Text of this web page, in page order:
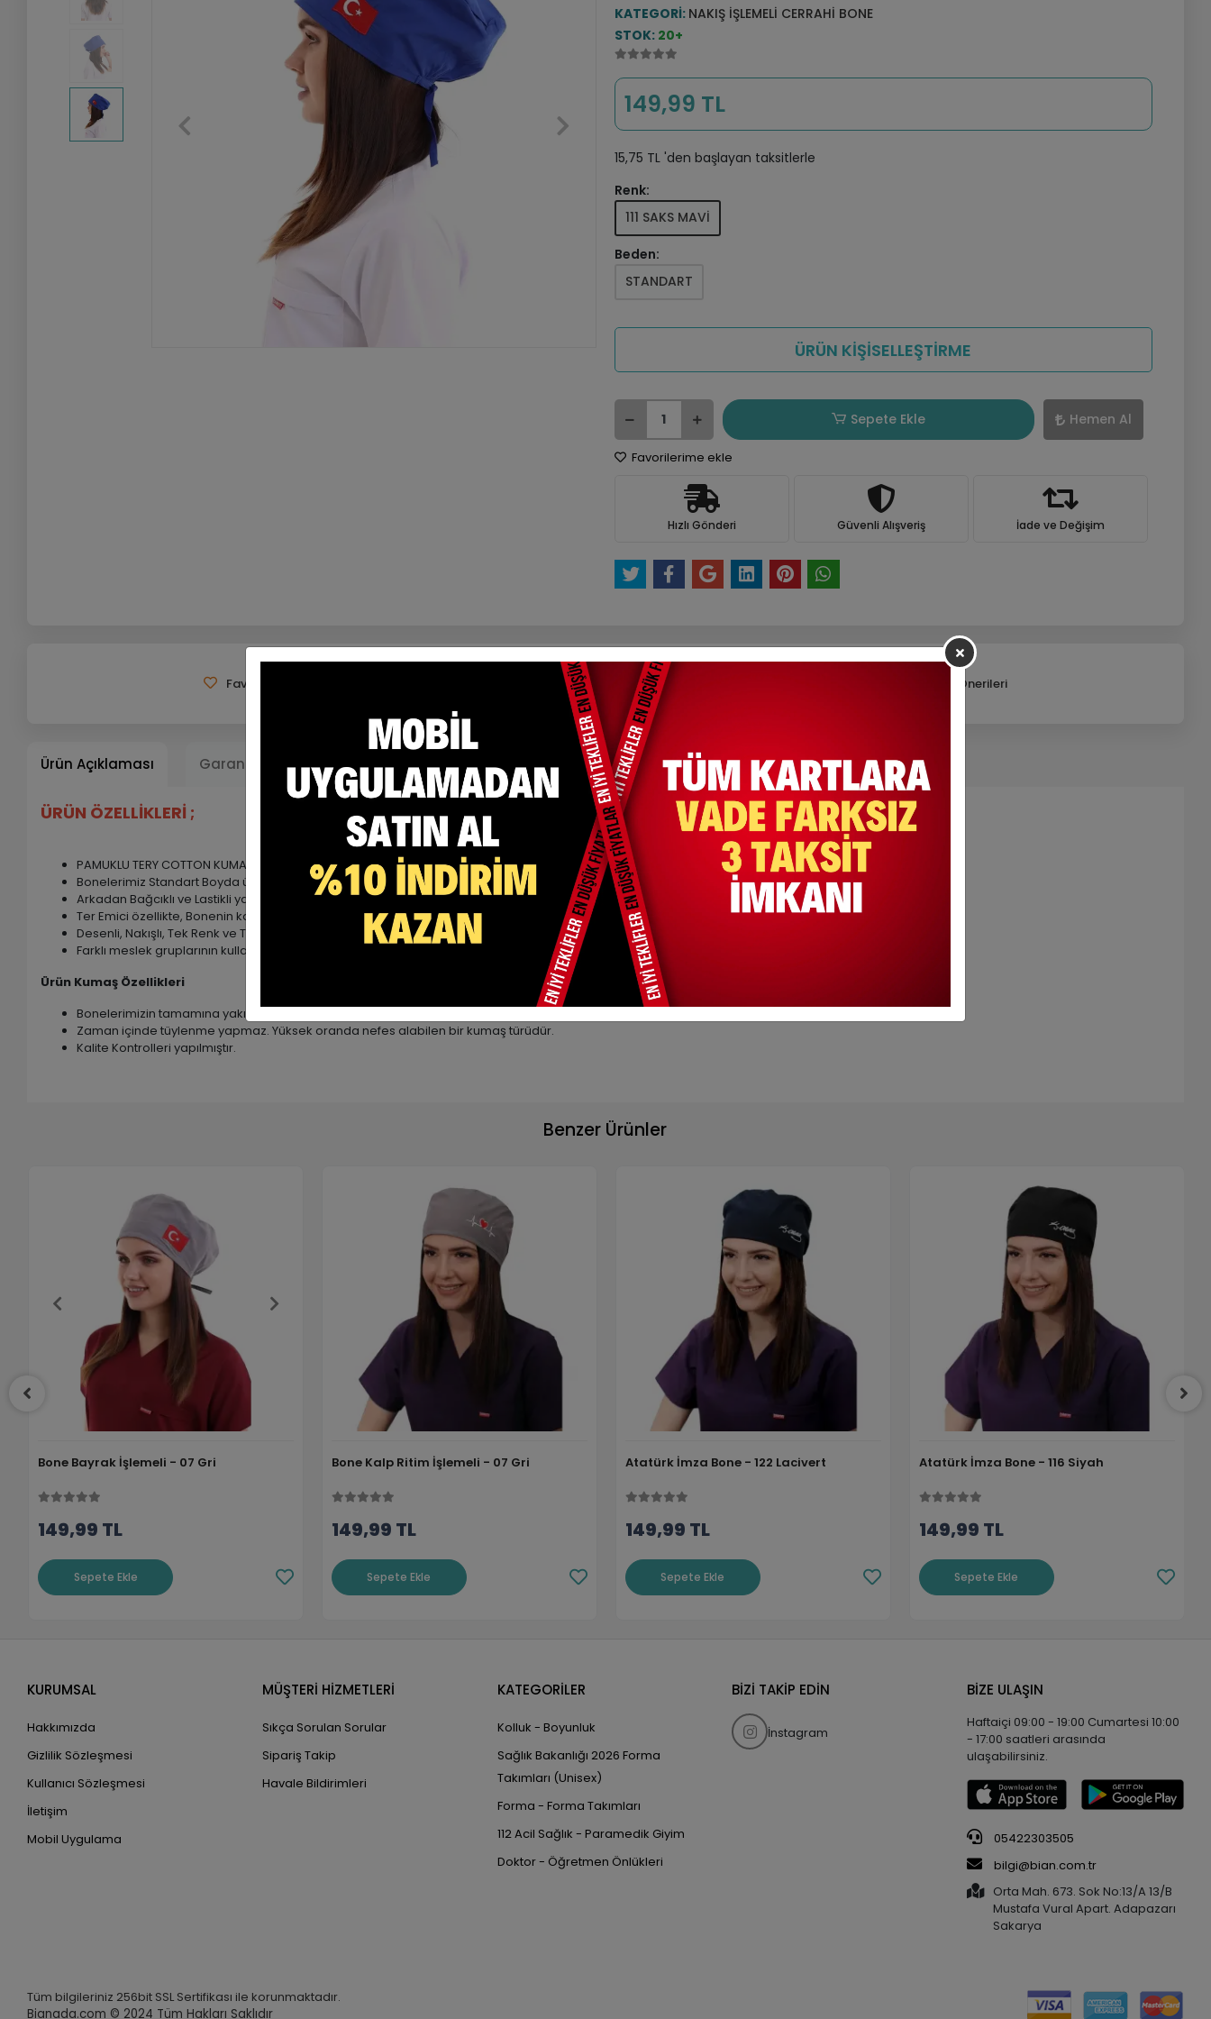
KATEGORI: NAKIŞ İŞLEMELI CERRAHI BONE
STOK: 20+
149,99 TL
15,75 TL 'den başlayan taksitlerle
Renk:
111 SAKS MAVİ
Beden:
STANDART
ÜRÜN KİŞİSELLEŞTİRME
Sepete Ekle Hemen Al
Favorilerime ekle
Hızlı Gönderi Güvenli Alışveriş İade ve Değişim
Favorilerime Ekle Karşılaştır Ürün Önerileri
Ürün Açıklaması Garanti ve Teslimat Taksit Seçenekleri Yorumlar
ÜRÜN ÖZELLİKLERİ ;
PAMUKLU TERY COTTON KUMAŞTIR. ( %60 Pamuk , %35 poly, %5 Lycra )
Bonelerimiz Standart Boyda üretilmektedir.
Arkadan Bağcıklı ve Lastikli yapıya sahiptir. Kafanızdan düşme yada kayma yapmaz.
Ter Emici özellikte, Bonenin kaymasını engelleyen ve Alında iz yapmasının önüne geçen bant bulunmaktadır.
Desenli, Nakışlı, Tek Renk ve Tesettür Bone modellerimiz mevcuttur.
Farklı meslek gruplarının kullanımına uygundur.
Ürün Kumaş Özellikleri
Bonelerimizin tamamına yakını TerryCotton kumaştan üretilmektedir.
Zaman içinde tüylenme yapmaz. Yüksek oranda nefes alabilen bir kumaş türüdür.
Kalite Kontrolleri yapılmıştır.
Benzer Ürünler
Bone Bayrak İşlemeli - 07 Gri
149,99 TL
Sepete Ekle
Bone Kalp Ritim İşlemeli - 07 Gri
149,99 TL
Sepete Ekle
Atatürk İmza Bone - 122 Lacivert
149,99 TL
Sepete Ekle
Atatürk İmza Bone - 116 Siyah
149,99 TL
Sepete Ekle
KURUMSAL
Hakkımızda
Gizlilik Sözleşmesi
Kullanıcı Sözleşmesi
İletişim
Mobil Uygulama
MÜŞTERİ HİZMETLERİ
Sıkça Sorulan Sorular
Sipariş Takip
Havale Bildirimleri
KATEGORİLER
Kolluk - Boyunluk
Sağlık Bakanlığı 2026 Forma
Takımları (Unisex)
Forma - Forma Takımları
112 Acil Sağlık - Paramedik Giyim
Doktor - Öğretmen Önlükleri
BİZİ TAKİP EDİN
İnstagram
BİZE ULAŞIN
Haftaiçi 09:00 - 19:00 Cumartesi 10:00
- 17:00 saatleri arasında
ulaşabilirsiniz.
05422303505
bilgi@bian.com.tr
Orta Mah. 673. Sok No:13/A 13/B
Mustafa Vural Apart. Adapazarı
Sakarya
Tüm bilgileriniz 256bit SSL Sertifikası ile korunmaktadır.
Bianada.com © 2024 Tüm Hakları Saklıdır